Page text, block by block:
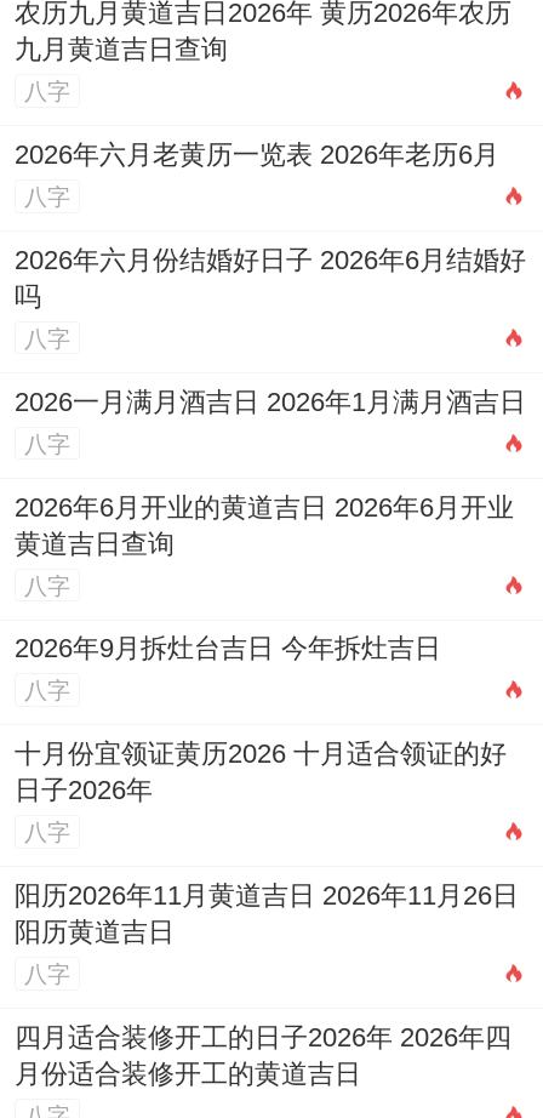
（摩羯男）追到白羊女友的关键操作: 第1
周:每次会议故意坐她斜对面;第3周：团建时
第6周：深夜加班后提议吃变态辣小龙虾~这
女「慕强又怕闷」的心理。
理解白羊座女生的情感模式 -有得跳出「好
看 她们就像精心设计的闯关游戏—看似规则
低、不如把握「保持新鲜感」同「给予征服
欲」的平衡点。
决策的关系到，或追踪十年婚恋数据观察其
领域 每一个的...
都百分比背后都是鲜活的生命故事。其理论
农历九月黄道吉日2026年 黄历2026年农历
九月黄道吉日查询
八字
2026年六月老黄历一览表 2026年老历6月
八字
2026年六月份结婚好日子 2026年6月结婚好
吗
八字
2026一月满月酒吉日 2026年1月满月酒吉日
八字
2026年6月开业的黄道吉日 2026年6月开业
黄道吉日查询
八字
2026年9月拆灶台吉日 今年拆灶吉日
八字
十月份宜领证黄历2026 十月适合领证的好
日子2026年
八字
阳历2026年11月黄道吉日 2026年11月26日
阳历黄道吉日
八字
四月适合装修开工的日子2026年 2026年四
月份适合装修开工的黄道吉日